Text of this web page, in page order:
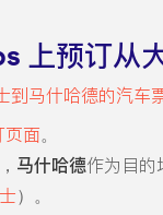
上预订从
到马什哈德的汽车
页面。
马什哈德作为目的
）。